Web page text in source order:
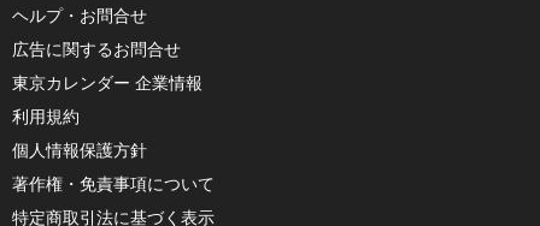
ヘルプ・お問合せ
広告に関するお問合せ
東京カレンダー 企業情報
利用規約
個人情報保護方針
著作権・免責事項について
特定商取引法に基づく表示